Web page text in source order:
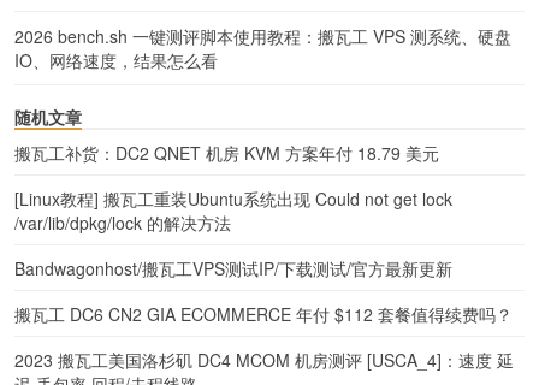
2026 bench.sh 一键测评脚本使用教程：搬瓦工 VPS 测系统、硬盘
IO、网络速度，结果怎么看
随机文章
搬瓦工补货：DC2 QNET 机房 KVM 方案年付 18.79 美元
[Linux教程] 搬瓦工重装Ubuntu系统出现 Could not get lock
/var/lib/dpkg/lock 的解决方法
Bandwagonhost/搬瓦工VPS测试IP/下载测试/官方最新更新
搬瓦工 DC6 CN2 GIA ECOMMERCE 年付 $112 套餐值得续费吗？
2023 搬瓦工美国洛杉矶 DC4 MCOM 机房测评 [USCA_4]：速度 延